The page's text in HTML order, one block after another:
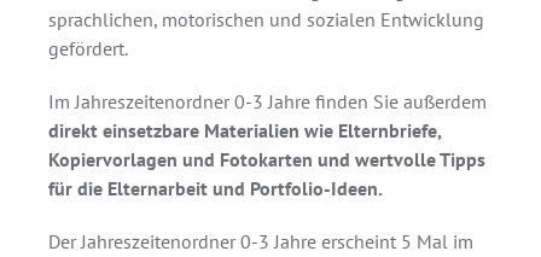
sprachlichen, motorischen und sozialen Entwicklung
gefördert.
Im Jahreszeitenordner 0-3 Jahre finden Sie außerdem
direkt einsetzbare Materialien wie Elternbriefe,
Kopiervorlagen und Fotokarten und wertvolle Tipps
für die Elternarbeit und Portfolio-Ideen.
Der Jahreszeitenordner 0-3 Jahre erscheint 5 Mal im